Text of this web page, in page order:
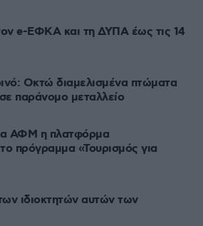
e-ΕΦΚΑ και τη ΔΥΠΑ έως τις 14
Οκτώ διαμελισμένα πτώματα
παράνομο μεταλλείο
ΑΦΜ η πλατφόρμα
πρόγραμμα «Τουρισμός για
ιδιοκτητών αυτών των